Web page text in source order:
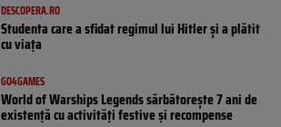
DESCOPERA.RO
Studenta care a sfidat regimul lui Hitler și a plătit
cu viața
GO4GAMES
World of Warships Legends sărbătorește 7 ani de
existență cu activități festive și recompense